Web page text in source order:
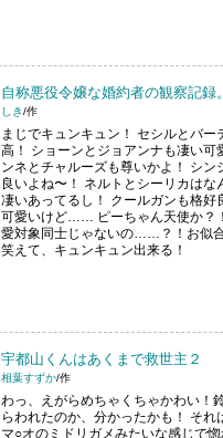
自称悪役令嬢な婚約者の観察記録
しき/作
まじでキュンキュン！ セシルとバー
高！ ショーンとジョアンナも凄い可
ンネとチャルーズも尊いかよ！ シン
良いよね〜！ ネルトとシーリカはな
凄いあってるし！ クールガンも格好
可愛いけど…… ピーちゃん天使か？
愛対象同士じゃないの……？！お似
笑えて、キュンキュン出来る！
宇都山くんはあくまで救世主２
相葉すずか/作
わっ、えがらめちゃくちゃかわい！
らわれたのか、分かったかも！ それ
マ○オのミドリガメみたいな感じで惚